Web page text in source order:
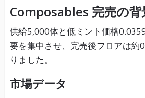
Composables 完売の背
供給5,000体と低ミント価格
要を集中させ、完売後フロアは約
りました。
市場データ